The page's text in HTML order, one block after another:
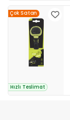
Çok Satan
Hızlı Teslimat